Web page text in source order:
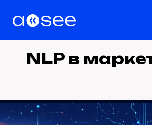
NLP в